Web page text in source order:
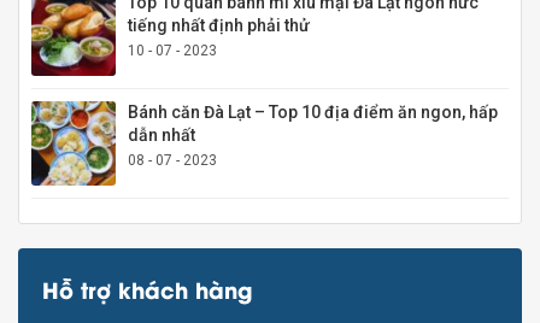
tiếng nhất định phải thử
10 - 07 - 2023
Bánh căn Đà Lạt – Top 10 địa điểm ăn ngon, hấp
dẫn nhất
08 - 07 - 2023
Hỗ trợ khách hàng